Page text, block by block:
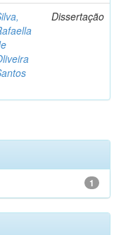
Dissertação
1